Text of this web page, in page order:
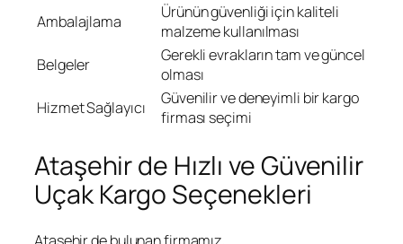
Ambalajlama
Ürünün güvenliği için kaliteli
malzeme kullanılması
Belgeler
Gerekli evrakların tam ve güncel
olması
Hizmet Sağlayıcı
Güvenilir ve deneyimli bir kargo
firması seçimi
Ataşehir de Hızlı ve Güvenilir
Uçak Kargo Seçenekleri